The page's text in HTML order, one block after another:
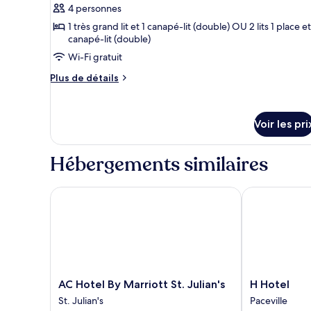
photos
pour
type
de
4 personnes
1 très grand lit et 1 canapé-lit (double) OU 2 lits 1 place et
canapé-lit (double)
Wi-Fi gratuit
Plus de détails
Plus
type
chambre
Quadruple
Voir les
Hébergements similaires
AC
Hotel
By
AC Hotel By Marriott St. Julian's
St. Julian's
AC Hotel By Marriott St. Julian's
H
Hotel
Paceville
H Hotel
Paceville
H Hotel